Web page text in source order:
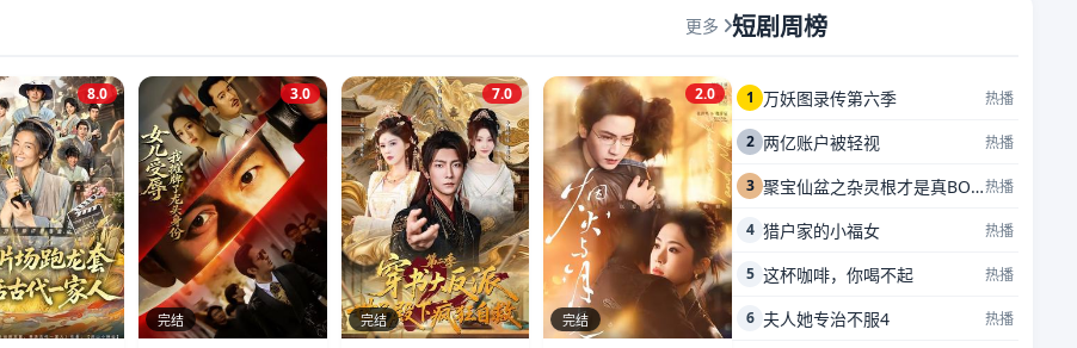
更多
8.0
完结
3.0
完结
7.0
完结
2.0
短剧周榜
1 万妖图录传第六季 热播
2 两亿账户被轻视 热播
3 聚宝仙盆之杂灵根才是真BOSS热播
4 猎户家的小福女 热播
5 这杯咖啡，你喝不起 热播
6 夫人她专治不服4 热播